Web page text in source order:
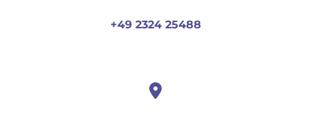
+49 2324 25488